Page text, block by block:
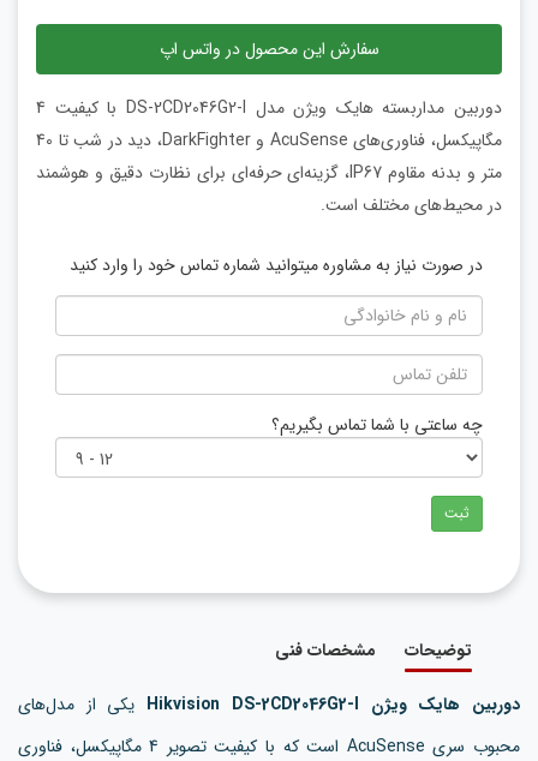
سفارش این محصول در واتس اپ
دوربین مداربسته هایک ویژن مدل DS-2CD2046G2-I با کیفیت 4
مگاپیکسل، فناوری‌های AcuSense و DarkFighter، دید در شب تا 40
متر و بدنه مقاوم IP67، گزینه‌ای حرفه‌ای برای نظارت دقیق و هوشمند
در محیط‌های مختلف است.
در صورت نیاز به مشاوره میتوانید شماره تماس خود را وارد کنید
چه ساعتی با شما تماس بگیریم؟
ثبت
توضیحات مشخصات فنی
دوربین هایک ویژن Hikvision DS-2CD2046G2-I
یکی از مدل‌های
محبوب سری AcuSense است که با کیفیت تصویر 4 مگاپیکسل، فناوری